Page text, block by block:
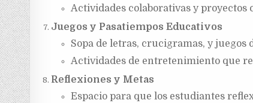
Actividades colaborativas y proyectos
Juegos y Pasatiempos Educativos
Sopa de letras, crucigramas, y juegos
Actividades de entretenimiento que
Reflexiones y Metas
Espacio para que los estudiantes